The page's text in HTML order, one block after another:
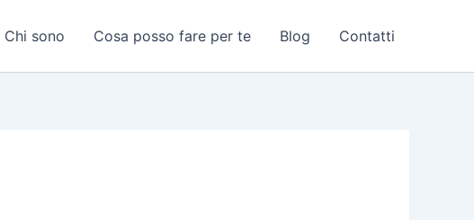
Chi sono Cosa posso fare per te Blog Contatti